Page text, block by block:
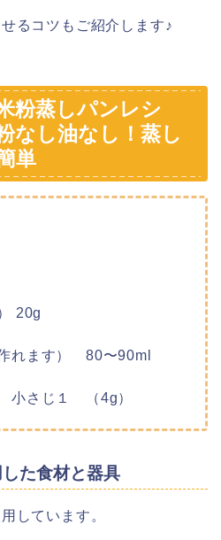
るコツもご紹介します♪
粉蒸しパンレシ
なし油なし！蒸し
単
20g
れます） 80〜90ml
小さじ１ （4g）
た食材と器具
しています。